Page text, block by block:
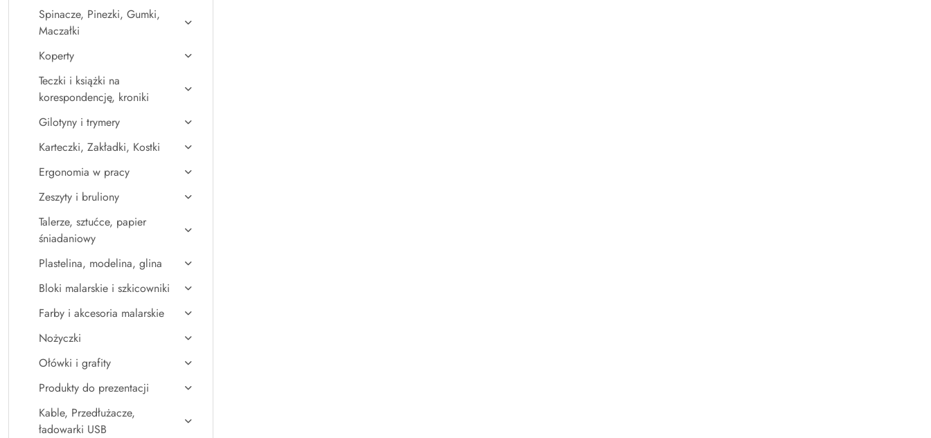
Spinacze, Pinezki, Gumki,
Maczałki
Koperty
Teczki i książki na
korespondencję, kroniki
Gilotyny i trymery
Karteczki, Zakładki, Kostki
Ergonomia w pracy
Zeszyty i bruliony
Talerze, sztućce, papier
śniadaniowy
Plastelina, modelina, glina
Bloki malarskie i szkicowniki
Farby i akcesoria malarskie
Nożyczki
Ołówki i grafity
Produkty do prezentacji
Kable, Przedłużacze,
ładowarki USB